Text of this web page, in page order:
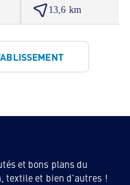
13,6 km
et bons plans du
textile et bien d'autres !